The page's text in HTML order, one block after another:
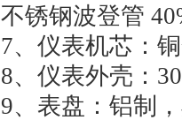
不锈钢波登管
7、仪表机芯：
8、仪表外壳：
9、表盘：铝制